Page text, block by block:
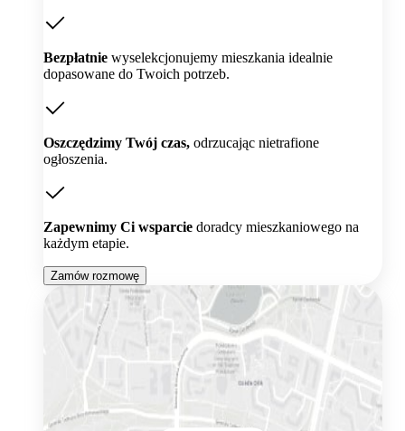
Bezpłatnie wyselekcjonujemy mieszkania idealnie
dopasowane do Twoich potrzeb.
Oszczędzimy Twój czas, odrzucając nietrafione
ogłoszenia.
Zapewnimy Ci wsparcie doradcy mieszkaniowego na
każdym etapie.
Zamów rozmowę